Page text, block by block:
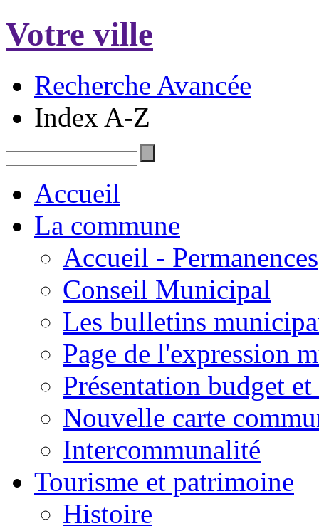
Votre ville
Recherche Avancée
Index A-Z
Accueil
La commune
Accueil - Permanences
Conseil Municipal
Les bulletins
Page de l'expression
Présentation budget
Nouvelle carte
Intercommunalité
Tourisme et patrimoine
Histoire